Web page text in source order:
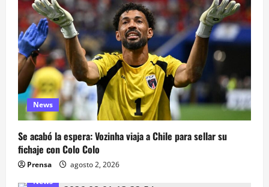
News
Se acabó la espera: Vozinha viaja a Chile para sellar su
fichaje con Colo Colo
Prensa
agosto 2, 2026
News